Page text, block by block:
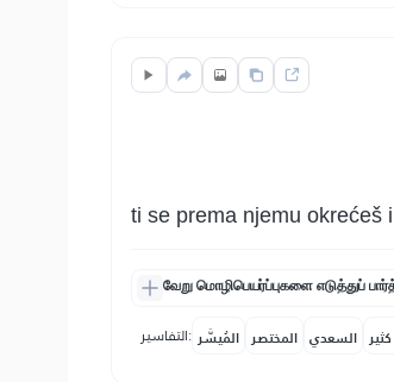
ti se prema njemu okrećeš
வேறு மொழிபெயர்ப்புகளை எடுத்துப்
التفاسير: المُيسَّر المختصر السعدي